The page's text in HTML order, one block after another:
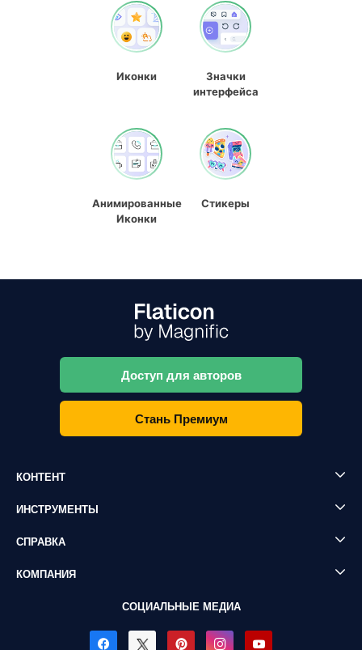
Иконки
Значки
интерфейса
Анимированные
Иконки
Стикеры
Доступ для авторов
Стань Премиум
КОНТЕНТ
ИНСТРУМЕНТЫ
СПРАВКА
КОМПАНИЯ
СОЦИАЛЬНЫЕ МЕДИА